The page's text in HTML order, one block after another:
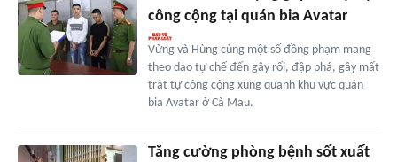
công cộng tại quán bia Avatar
Vửng và Hùng cùng một số đồng phạm mang
theo dao tự chế đến gây rối, đập phá, gây mất
trật tự công cộng xung quanh khu vực quán
bia Avatar ở Cà Mau.
Tăng cường phòng bệnh sốt xuất